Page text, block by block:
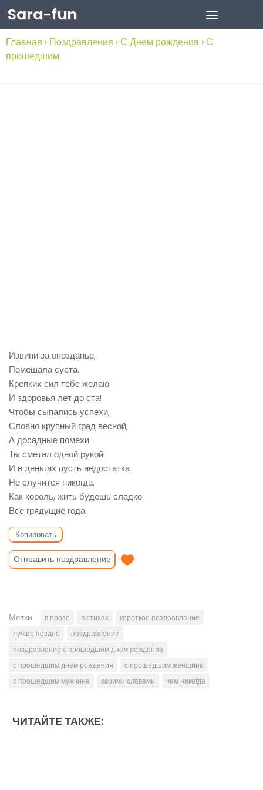
Skip to content
Sara-fun
Главная › Поздравления ›С Днем рождения ›С
прошедшим
Извини за опозданье,
Помешала суета.
Крепких сил тебе желаю
И здоровья лет до ста!
Чтобы сыпались успехи,
Словно крупный град весной,
А досадные помехи
Ты сметал одной рукой!
И в деньгах пусть недостатка
Не случится никогда,
Как король, жить будешь сладко
Все грядущие года!
Копировать
Отправить поздравление
Метки: в прозе в стихах
короткое поздравление
лучше поздно
поздравление
поздравление с прошедшим днем рождения
с прошедшим днем рождения
с прошедшим женщине
с прошедшим мужчине
своими словами чем никогда
ЧИТАЙТЕ ТАКЖЕ: